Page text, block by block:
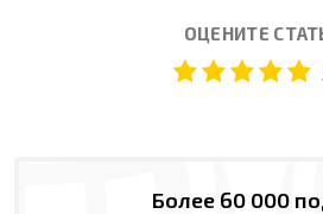
ОЦЕНИТЕ
Более 60 000